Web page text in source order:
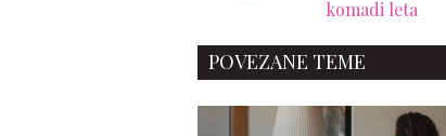
komadi leta
POVEZANE TEME